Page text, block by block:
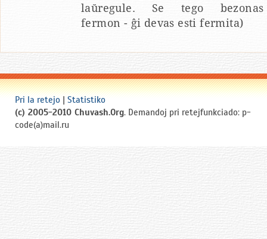
laŭregule. Se tego bezonas
fermon - ĝi devas esti fermita)
Pri la retejo | Statistiko
(c) 2005-2010 Chuvash.Org. Demandoj pri retejfunkciado: p-
code(a)mail.ru